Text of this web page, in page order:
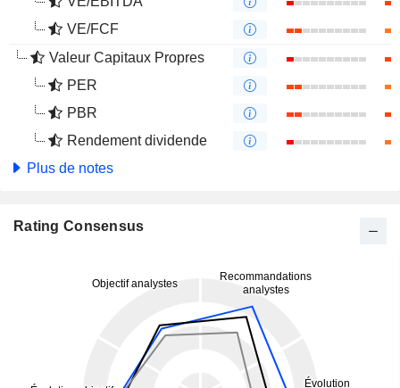
VE/FCF
Valeur Capitaux Propres
PER
PBR
Rendement dividende
Plus de notes
Rating Consensus